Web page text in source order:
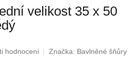
velikost 35 x 50
hodnocení Značka: Bavlněné šňůry